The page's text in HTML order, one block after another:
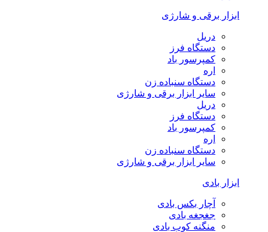
ابزار برقی و شارژی
دریل
دستگاه فرز
کمپرسور باد
اره
دستگاه سنباده زن
سایر ابزار برقی و شارژی
دریل
دستگاه فرز
کمپرسور باد
اره
دستگاه سنباده زن
سایر ابزار برقی و شارژی
ابزار بادی
آچار بکس بادی
جغجغه بادی
منگنه کوب بادی